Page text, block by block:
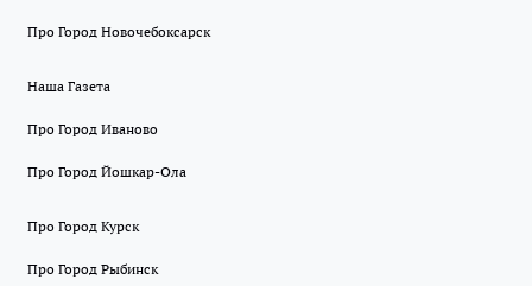
Про Город Новочебоксарск
Наша Газета
Про Город Иваново
Про Город Йошкар-Ола
Про Город Курск
Про Город Рыбинск